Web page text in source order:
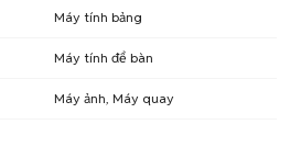
Máy tính bảng
Máy tính để bàn
Máy ảnh, Máy quay